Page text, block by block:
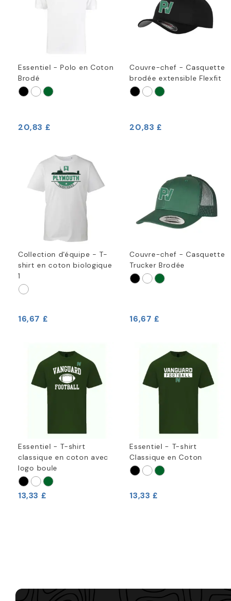
Essentiel - Polo en Coton
Brodé
20,83 £
Couvre-chef - Casquette
brodée extensible Flexfit
20,83 £
Collection d'équipe - T-
shirt en coton biologique
1
16,67 £
Couvre-chef - Casquette
Trucker Brodée
16,67 £
Essentiel - T-shirt
classique en coton avec
logo boule
13,33 £
Essentiel - T-shirt
Classique en Coton
13,33 £